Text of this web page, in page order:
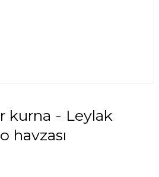
kurna - Leylak
havzası